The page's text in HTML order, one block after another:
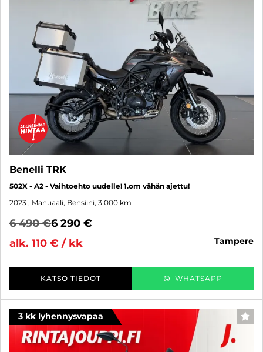
Benelli TRK
502X - A2 - Vaihtoehto uudelle! 1.om vähän ajettu!
2023 , Manuaali, Bensiini, 3 000 km
6 490 €6 290 €
alk. 110 € / kk
tampere
KATSO TIEDOT WHATSAPP
3 kk lyhennysvapaa